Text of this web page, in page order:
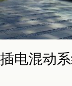
插电混动